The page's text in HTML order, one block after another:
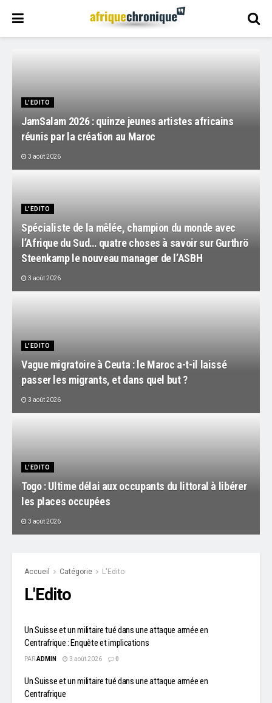
L'EDITO
JamSalam 2026 : quinze jeunes artistes africains
réunis par la création au Maroc
3 août 2026
L'EDITO
Spécialiste de la mêlée, champion du monde avec
l’Afrique du Sud… quatre choses à savoir sur Gurthrö
Steenkamp le nouveau manager de l’ASBH
3 août 2026
L'EDITO
Vague migratoire à Ceuta : le Maroc a-t-il laissé
passer les migrants, et dans quel but ?
3 août 2026
L'EDITO
Togo : Ultime délai aux occupants du littoral à libérer
les places occupées
3 août 2026
Accueil Catégorie L'Edito
L'Edito
Un Suisse et un militaire tué dans une attaque armée en
Centrafrique : Enquête et implications
PARADMIN 3 août 2026 0
Un Suisse et un militaire tué dans une attaque armée en
Centrafrique